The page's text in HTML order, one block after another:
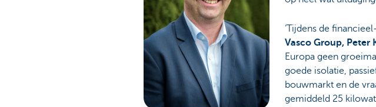
‘Tijdens de
Vasco Group, Peter
Europa geen
goede isolatie,
bouwmarkt en de
gemiddeld 25